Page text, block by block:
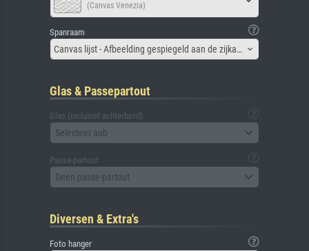
(Canvas Venezia)
Spanraam
Canvas lijst - Afbeelding gespiegeld aan de zijkant
Glas & Passepartout
Glas (inclusief achterbord)
Selecteer aub
Passe-partout
Geen passe-partout
Diversen & Extra's
Foto hanger